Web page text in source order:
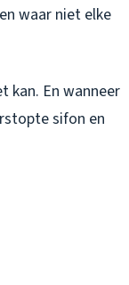
waar niet elke
kan. En wanneer
sifon en